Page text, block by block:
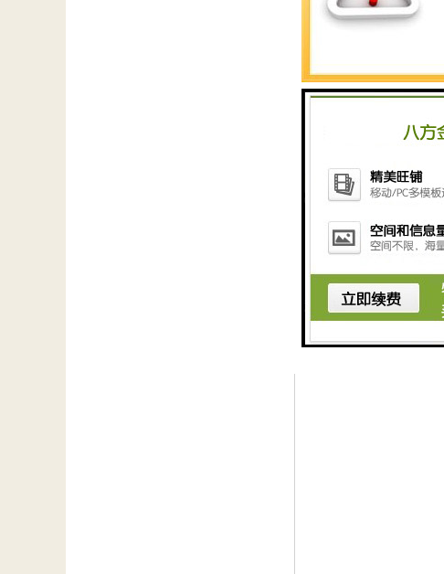
磁分离设备取代沉淀池，
特的磁盘焊缝防磨损技术
由于矿井井下空间环境的